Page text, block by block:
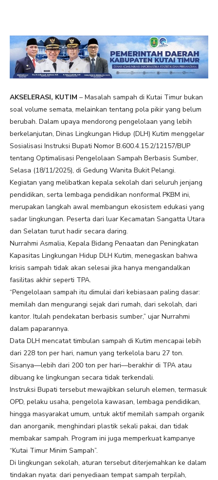
AKSELERASI, KUTIM – Masalah sampah di Kutai Timur bukan
soal volume semata, melainkan tentang pola pikir yang belum
berubah. Dalam upaya mendorong pengelolaan yang lebih
berkelanjutan, Dinas Lingkungan Hidup (DLH) Kutim menggelar
Sosialisasi Instruksi Bupati Nomor B.600.4.15.2/12157/BUP
tentang Optimalisasi Pengelolaan Sampah Berbasis Sumber,
Selasa (18/11/2025), di Gedung Wanita Bukit Pelangi.
Kegiatan yang melibatkan kepala sekolah dari seluruh jenjang
pendidikan, serta lembaga pendidikan nonformal PKBM ini,
merupakan langkah awal membangun ekosistem edukasi yang
sadar lingkungan. Peserta dari luar Kecamatan Sangatta Utara
dan Selatan turut hadir secara daring.
Nurrahmi Asmalia, Kepala Bidang Penaatan dan Peningkatan
Kapasitas Lingkungan Hidup DLH Kutim, menegaskan bahwa
krisis sampah tidak akan selesai jika hanya mengandalkan
fasilitas akhir seperti TPA.
“Pengelolaan sampah itu dimulai dari kebiasaan paling dasar:
memilah dan mengurangi sejak dari rumah, dari sekolah, dari
kantor. Itulah pendekatan berbasis sumber,” ujar Nurrahmi
dalam paparannya.
Data DLH mencatat timbulan sampah di Kutim mencapai lebih
dari 228 ton per hari, namun yang terkelola baru 27 ton.
Sisanya—lebih dari 200 ton per hari—berakhir di TPA atau
dibuang ke lingkungan secara tidak terkendali.
Instruksi Bupati tersebut mewajibkan seluruh elemen, termasuk
OPD, pelaku usaha, pengelola kawasan, lembaga pendidikan,
hingga masyarakat umum, untuk aktif memilah sampah organik
dan anorganik, menghindari plastik sekali pakai, dan tidak
membakar sampah. Program ini juga memperkuat kampanye
“Kutai Timur Minim Sampah”.
Di lingkungan sekolah, aturan tersebut diterjemahkan ke dalam
tindakan nyata: dari penyediaan tempat sampah terpilah,